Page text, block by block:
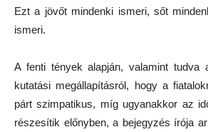
Ezt a jövőt mindenki ismeri, sőt
ismeri.
A fenti tények alapján, valamint tudva
kutatási megállapításról, hogy a
párt szimpatikus, míg ugyanakkor az
részesítik előnyben, a bejegyzés írója